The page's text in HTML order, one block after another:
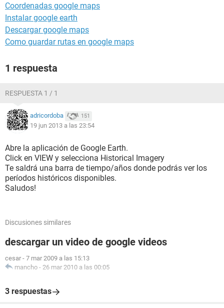
Coordenadas google maps
Instalar google earth
Descargar google maps
Como guardar rutas en google maps
1 respuesta
RESPUESTA 1 / 1
adricordoba 151
19 jun 2013 a las 23:54
Abre la aplicación de Google Earth.
Click en VIEW y selecciona Historical Imagery
Te saldrá una barra de tiempo/años donde podrás ver los
períodos históricos disponibles.
Saludos!
Discusiones similares
descargar un video de google videos
cesar - 7 mar 2009 a las 15:13
mancho - 26 mar 2010 a las 00:05
3 respuestas